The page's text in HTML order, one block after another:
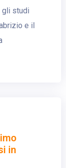
gli studi
e il
in